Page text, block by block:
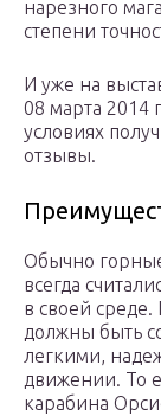
нарезного
степени
И уже на
08 марта 2014
условиях
отзывы.
Обычно
всегда
в своей
должны быть
легкими,
движении. То
карабина